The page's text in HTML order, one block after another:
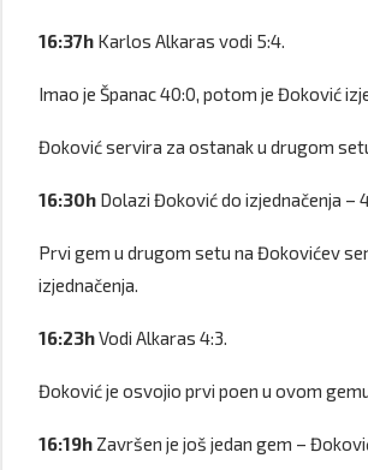
16:37h Karlos Alkaras vodi 5:4.
Imao je Španac 40:0, potom je Đoković
Đoković servira za ostanak u drugom
16:30h Dolazi Đoković do izjednačenja –
Prvi gem u drugom setu na Đokovićev
izjednačenja.
16:23hVodi Alkaras 4:3.
Đoković je osvojio prvi poen u ovom
16:19h Završen je još jedan gem –